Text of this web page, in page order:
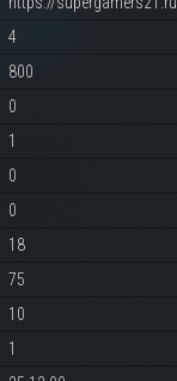
4
800
0
1
0
0
18
75
10
1